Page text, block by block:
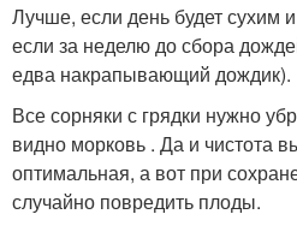
Лучше, если день будет
если за неделю до сбора
едва накрапывающий дождик).
Все сорняки с грядки нужно
видно морковь . Да и чистота
оптимальная, а вот при
случайно повредить плоды.